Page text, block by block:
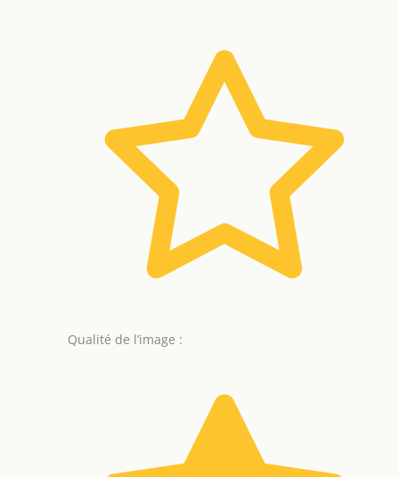
Qualité de l’image :